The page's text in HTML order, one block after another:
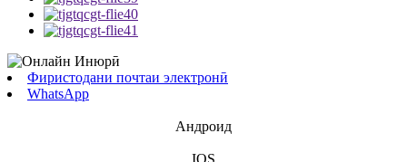
Фиристодани почтаи электронӣ
WhatsApp
Андроид